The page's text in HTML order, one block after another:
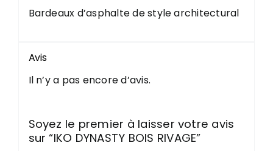
COUVRE-PLANCHER
Bardeaux d’asphalte de style architectural
Avis
Il n’y a pas encore d’avis.
Soyez le premier à laisser votre avis
sur “IKO DYNASTY BOIS RIVAGE”